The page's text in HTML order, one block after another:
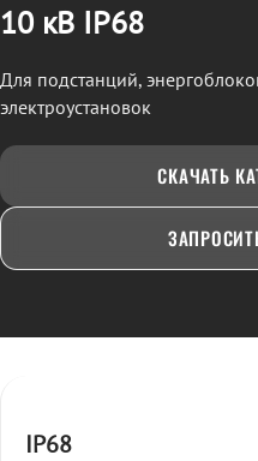
10 кВ IP68
Для подстанций,
электроустановок
СКАЧАТЬ
IP68